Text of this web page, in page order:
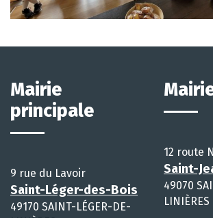
Mairie
principale
9 rue du Lavoir
Saint-Léger-des-Bois
49170 SAINT-LÉGER-DE-
12 route
Saint-
49070
LINIÈRES